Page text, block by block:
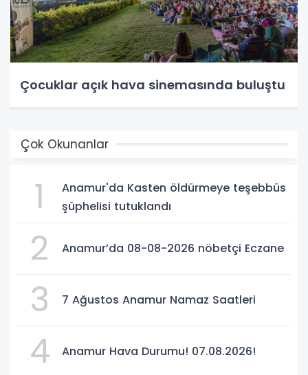
Çocuklar açık hava sinemasında buluştu
Çok Okunanlar
1
Anamur'da Kasten öldürmeye teşebbüs
şüphelisi tutuklandı
2 Anamur’da 08-08-2026 nöbetçi Eczane
3 7 Ağustos Anamur Namaz Saatleri
4 Anamur Hava Durumu! 07.08.2026!